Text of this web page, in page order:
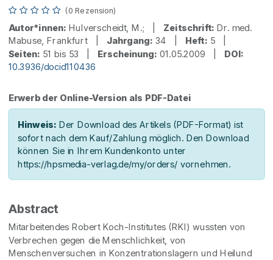
(0 Rezension)
Autor*innen: Hulverscheidt, M.; | Zeitschrift: Dr. med.
Mabuse, Frankfurt | Jahrgang: 34 | Heft: 5 |
Seiten: 51 bis 53 | Erscheinung: 01.05.2009 | DOI:
10.3936/docid110436
Erwerb der Online-Version als PDF-Datei
Hinweis: Der Download des Artikels (PDF-Format) ist
sofort nach dem Kauf/Zahlung möglich. Den Download
können Sie in Ihrem Kundenkonto unter
https://hpsmedia-verlag.de/my/orders/ vornehmen.
Abstract
Mitarbeitendes Robert Koch-Institutes (RKI) wussten von
Verbrechen gegen die Menschlichkeit, von
Menschenversuchen in Konzentrationslagern und Heilund